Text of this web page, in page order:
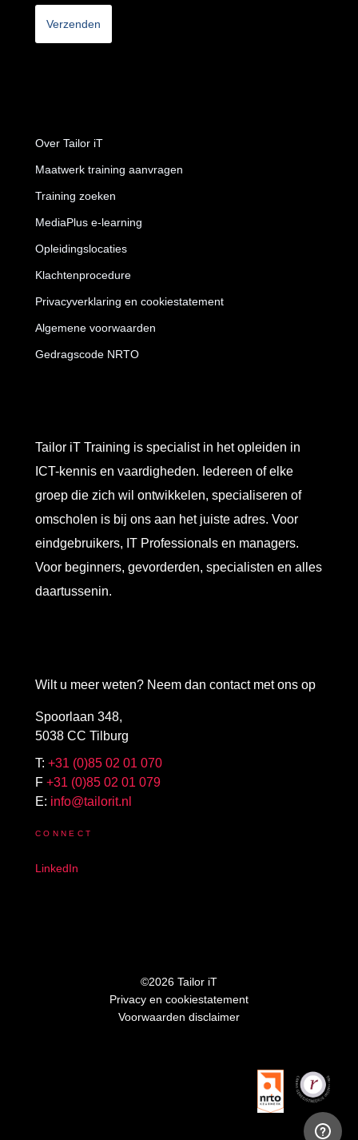
Wilt u meer weten? Neem dan contact met ons op
Spoorlaan 348,
5038 CC Tilburg
T: +31 (0)85 02 01 070
F +31 (0)85 02 01 079
E: info@tailorit.nl
CONNECT
LinkedIn
Tailor iT Training is specialist in het opleiden in
ICT-kennis en vaardigheden. Iedereen of elke
groep die zich wil ontwikkelen, specialiseren of
omscholen is bij ons aan het juiste adres. Voor
eindgebruikers, IT Professionals en managers.
Voor beginners, gevorderden, specialisten en alles
daartussenin.
Over Tailor iT
Maatwerk training aanvragen
Training zoeken
MediaPlus e-learning
Opleidingslocaties
Klachtenprocedure
Privacyverklaring en cookiestatement
Algemene voorwaarden
Gedragscode NRTO
©2026 Tailor iT
Privacy en cookiestatement
Voorwaarden disclaimer